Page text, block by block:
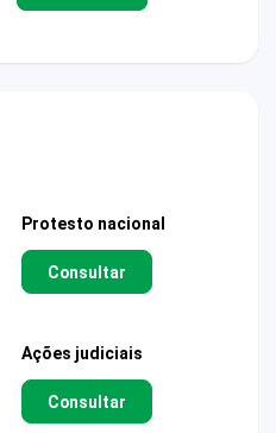
Protesto nacional
Consultar
Ações judiciais
Consultar